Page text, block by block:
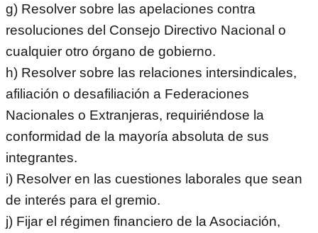
g) Resolver sobre las apelaciones contra
resoluciones del Consejo Directivo Nacional o
cualquier otro órgano de gobierno.
h) Resolver sobre las relaciones intersindicales,
afiliación o desafiliación a Federaciones
Nacionales o Extranjeras, requiriéndose la
conformidad de la mayoría absoluta de sus
integrantes.
i) Resolver en las cuestiones laborales que sean
de interés para el gremio.
j) Fijar el régimen financiero de la Asociación,